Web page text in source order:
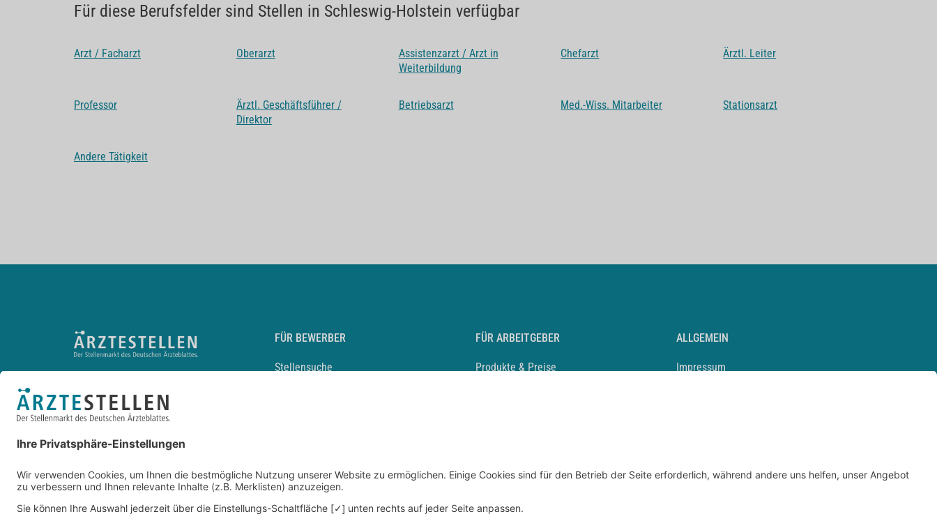
Für diese Berufsfelder sind Stellen in Schleswig-Holstein verfügbar
Arzt / Facharzt Oberarzt
Assistenzarzt / Arzt in
Weiterbildung
Chefarzt Ärztl. Leiter
Professor
Ärztl. Geschäftsführer /
Direktor
Betriebsarzt Med.-Wiss. Mitarbeiter Stationsarzt
Andere Tätigkeit
FÜR BEWERBER
Stellensuche
Durchsuchen Sie den Stellenkatalog
FÜR ARBEITGEBER
Produkte & Preise
ALLGEMEIN
Impressum